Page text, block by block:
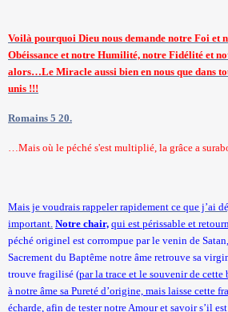
Voilà pourquoi Dieu nous demande notre Foi et
Obéissance et notre Humilité, notre Fidélité et
alors…Le Miracle aussi bien en nous que dans
unis !!!
Romains 5 20.
…Mais où le péché s'est multiplié, la grâce a
Mais je voudrais rappeler rapidement ce que j’ai
important. Notre chair, qui est périssable et
péché originel est corrompue par le venin de
Sacrement du Baptême notre âme retrouve sa
trouve fragilisé (par la trace et le souvenir de
à notre âme sa Pureté d’origine, mais laisse cette
écharde, afin de tester notre Amour et savoir s’il